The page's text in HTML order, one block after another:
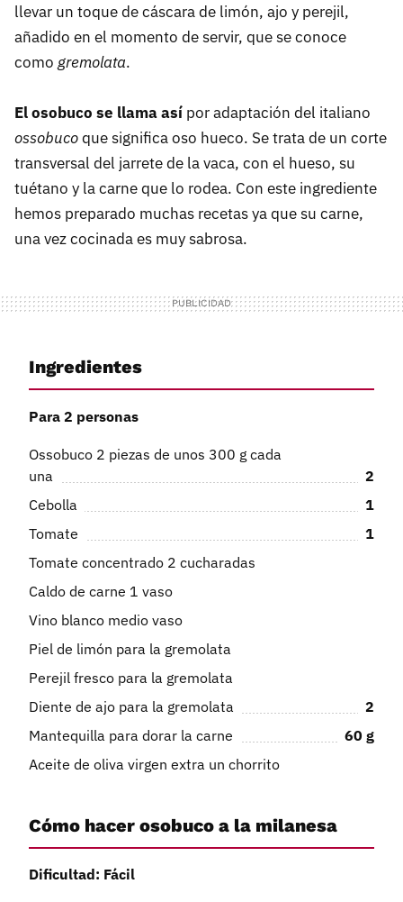
llevar un toque de cáscara de limón, ajo y perejil,
añadido en el momento de servir, que se conoce
comogremolata.
El osobuco se llama así por adaptación del italiano
ossobucoque significa oso hueco. Se trata de un corte
transversal del jarrete de la vaca, con el hueso, su
tuétano y la carne que lo rodea. Con este ingrediente
hemos preparado muchas recetas ya que su carne,
una vez cocinada es muy sabrosa.
Ingredientes
Para 2 personas
Ossobuco 2 piezas de unos 300 g cada
una
2
Cebolla
1
Tomate
1
Tomate concentrado 2 cucharadas
Caldo de carne 1 vaso
Vino blanco medio vaso
Piel de limón para la gremolata
Perejil fresco para la gremolata
Diente de ajo para la gremolata
2
Mantequilla para dorar la carne
60 g
Aceite de oliva virgen extra un chorrito
Cómo hacer osobuco a la milanesa
Dificultad: Fácil